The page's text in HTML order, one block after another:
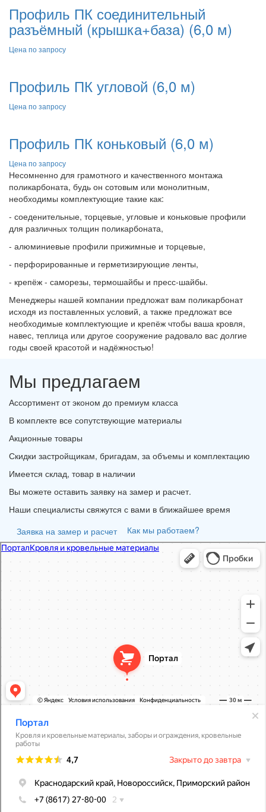
Профиль ПК соединительный
разъёмный (крышка+база) (6,0 м)
Цена по запросу
Профиль ПК угловой (6,0 м)
Цена по запросу
Профиль ПК коньковый (6,0 м)
Цена по запросу
Несомненно для грамотного и качественного монтажа
поликарбоната, будь он сотовым или монолитным,
необходимы комплектующие такие как:
- соеденительные, торцевые, угловые и коньковые профили
для различных толщин поликарбоната,
- алюминиевые профили прижимные и торцевые,
- перфорированные и герметизирующие ленты,
- крепёж - саморезы, термошайбы и пресс-шайбы.
Менеджеры нашей компании предложат вам поликарбонат
исходя из поставленных условий, а также предложат все
необходимые комплектующие и крепёж чтобы ваша кровля,
навес, теплица или другое сооружение радовало вас долгие
годы своей красотой и надёжностью!
Мы предлагаем
Ассортимент от эконом до премиум класса
В комплекте все сопутствующие материалы
Акционные товары
Скидки застройщикам, бригадам, за объемы и комплектацию
Имеется склад, товар в наличии
Вы можете оставить заявку на замер и расчет.
Наши специалисты свяжутся с вами в ближайшее время
Заявка на замер и расчет
Как мы работаем?
Портал
Кровля и кровельные материалы в Новороссийске